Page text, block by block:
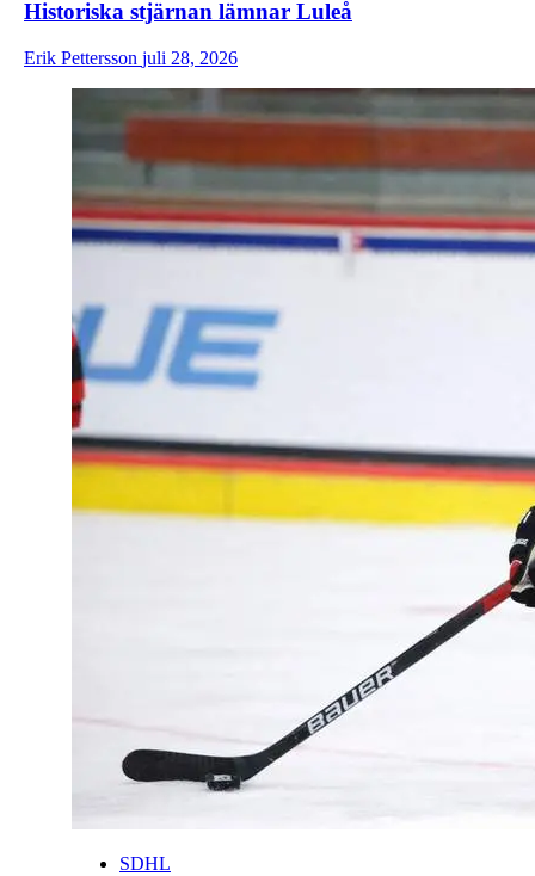
Historiska stjärnan lämnar Luleå
Erik Pettersson juli 28, 2026
SDHL